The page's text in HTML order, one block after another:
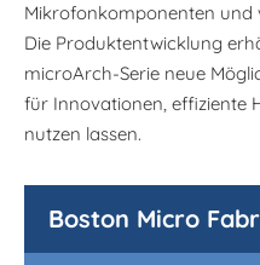
Mikrofonkomponenten und
Die Produktentwicklung
microArch-Serie neue
für Innovationen, effiziente
nutzen lassen.
Boston Micro